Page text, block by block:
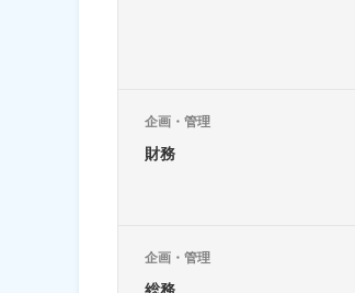
企画・管理
財務
企画・管理